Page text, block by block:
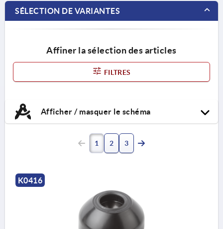
SÉLECTION DE VARIANTES
Affiner la sélection des articles
FILTRES
Afficher / masquer le schéma
1 2 3
K0416